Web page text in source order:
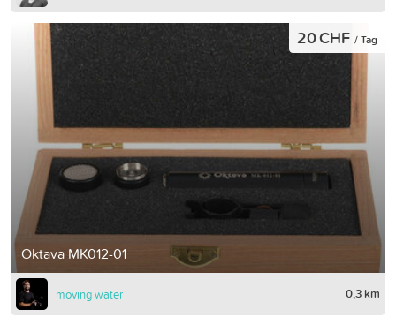
Oktava MK012-01
20 CHF / Tag
moving water 0,3 km